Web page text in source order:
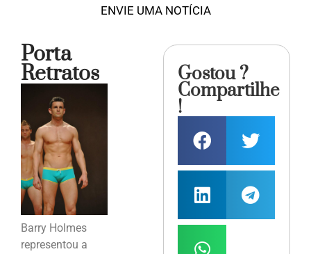
ENVIE UMA NOTÍCIA
Porta
Retratos
Barry Holmes
representou a
Gostou ?
Compartilhe
!